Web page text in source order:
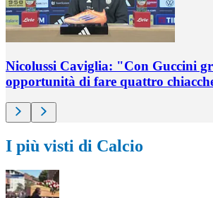
Nicolussi Caviglia: "Con Guccini
opportunità di fare quattro
I più visti di Calcio